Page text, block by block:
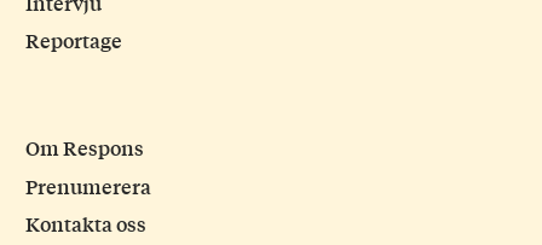
Reportage
Om Respons
Prenumerera
Kontakta oss